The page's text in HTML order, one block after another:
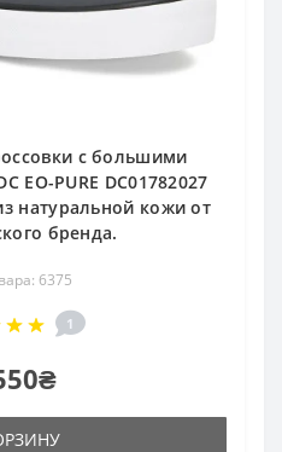
с большими
EO-PURE DC01782027
натуральной кожи от
бренда.
6375
1